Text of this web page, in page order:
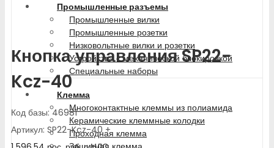
Промышленные разъемы
Промышленные вилки
Промышленные розетки
Низковольтные вилки и розетки
Устройства с механической блокировкой
Специальные наборы
Клемма
Многоконтактные клеммы из полиамида
Керамические клеммные колодки
Проходная клемма
Кнопка управления SP22-
Kcz-40
Код базы: 46981
Артикул: SP22-Kcz-40 +